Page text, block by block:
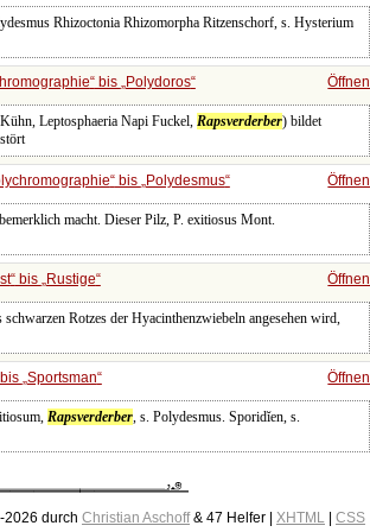
Rhizoctonia Rhizomorpha Ritzenschorf, s. Hysterium
bis Polydoros Öffnen
Leptosphaeria Napi Fuckel,Rapsverderber) bildet
bis Polydesmus Öffnen
macht. Dieser Pilz, P. exitiosus Mont.
bis Rustige Öffnen
Rotzes der Hyacinthenzwiebeln angesehen wird,
Sportsman Öffnen
Rapsverderber, s. Polydesmus. Sporidĭen, s.
2026 durch Christian Aschoff& 47 Helfer | XHTML| CSS